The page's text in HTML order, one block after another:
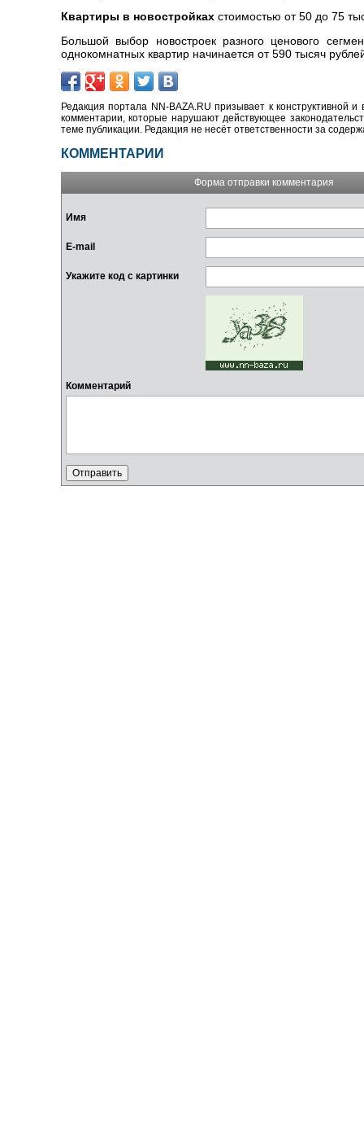
Квартиры в новостройках стоимостью от 50 до 75
Большой выбор новостроек разного ценового
однокомнатных квартир начинается от 590 тысяч
Редакция портала NN-BAZA.RU призывает к конструктивной
комментарии, которые нарушают действующее
теме публикации. Редакция не несёт ответственности за
КОММЕНТАРИИ
Форма отправки комментария
Имя
E-mail
Укажите код с картинки
Комментарий